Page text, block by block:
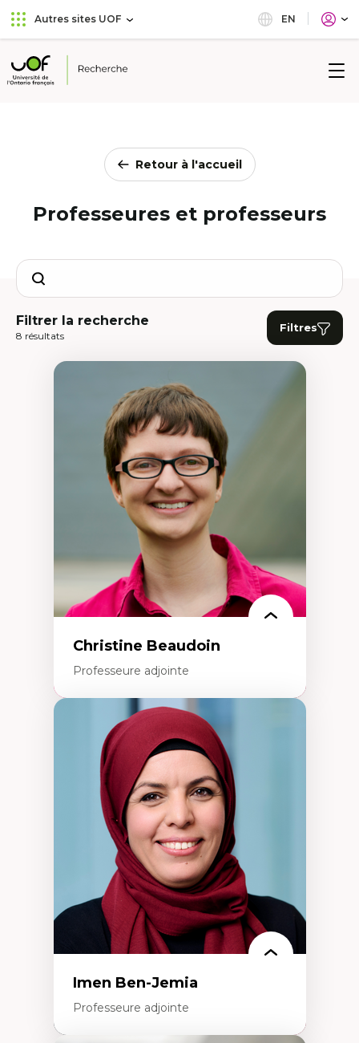
Aller
au
principal
Passer
au
Autres sites UOF EN
Université
Retour à l'accueil
Professeures et professeurs
Search
Filtrer la recherche
8 résultats
Filtres
Christine Beaudoin
Professeure adjointe
Expertises
Méthodes de recherche
Acteurs plus qu'humains
Approches socio-écologiques
Conservation de la biodiversité
Collaboration et méthodes participatives
Études des sciences
Relations humain-environnement
Transdisciplinarité
Imen Ben-Jemia
Professeure adjointe